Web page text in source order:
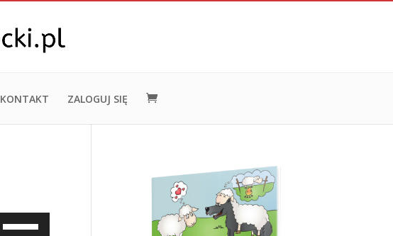
KONTAKT ZALOGUJ SIĘ